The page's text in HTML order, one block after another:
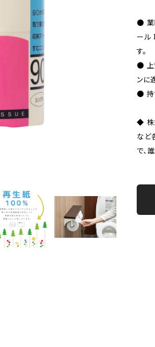
● 業
ール
す。
● 上
ンに
● 持
◆ 株
など
で、